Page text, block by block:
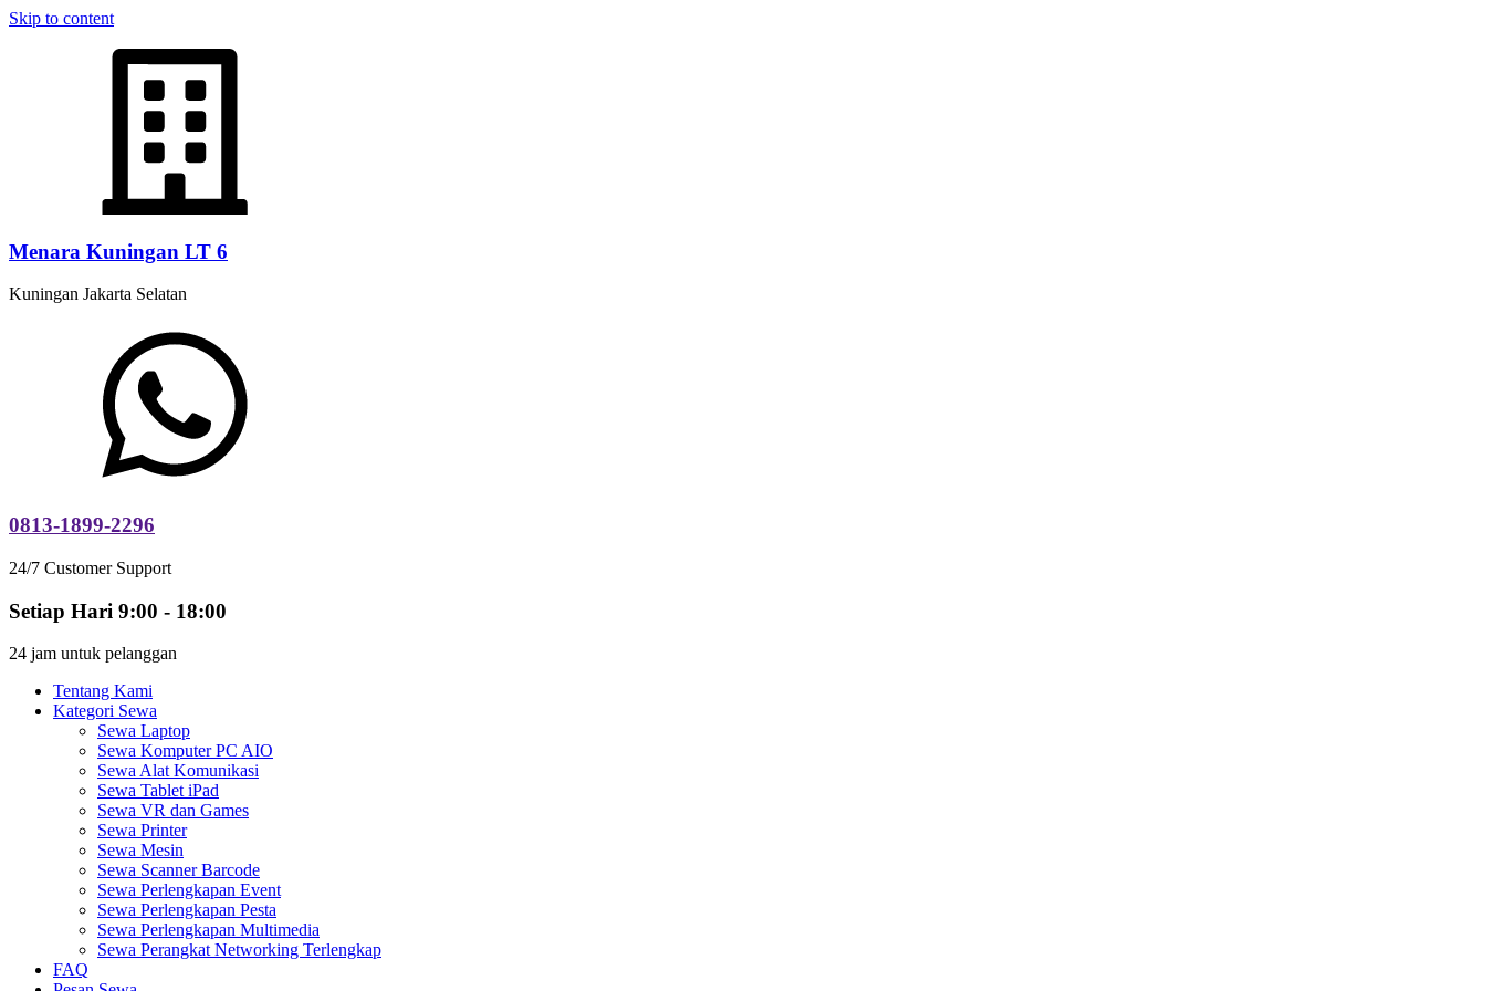
Skip to content
Menara Kuningan LT 6
Kuningan Jakarta Selatan
0813-1899-2296
24/7 Customer Support
Setiap Hari 9:00 - 18:00
24 jam untuk pelanggan
Tentang Kami
Kategori Sewa
Sewa Laptop
Sewa Komputer PC AIO
Sewa Alat Komunikasi
Sewa Tablet iPad
Sewa VR dan Games
Sewa Printer
Sewa Mesin
Sewa Scanner Barcode
Sewa Perlengkapan Event
Sewa Perlengkapan Pesta
Sewa Perlengkapan Multimedia
Sewa Perangkat Networking Terlengkap
FAQ